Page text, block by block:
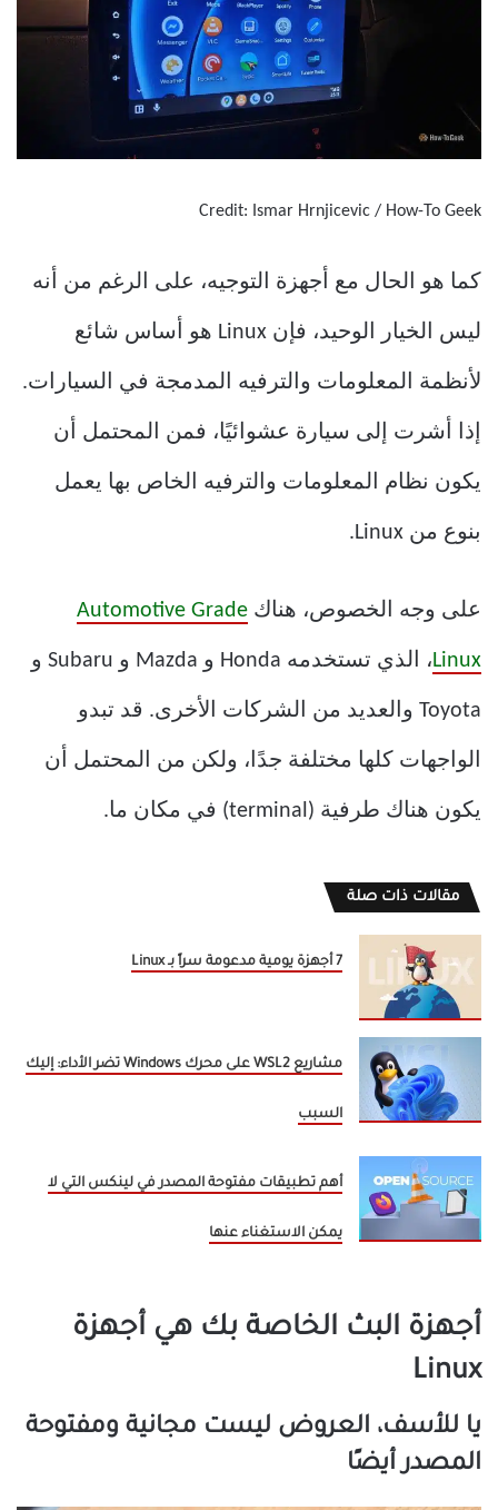
Credit: Ismar Hrnjicevic / How-To Geek
كما هو الحال مع أجهزة التوجيه، على الرغم من أنه
ليس الخيار الوحيد، فإن Linux هو أساس شائع
لأنظمة المعلومات والترفيه المدمجة في السيارات.
إذا أشرت إلى سيارة عشوائيًا، فمن المحتمل أن
يكون نظام المعلومات والترفيه الخاص بها يعمل
بنوع من Linux.
على وجه الخصوص، هناك Automotive Grade
Linux ، الذي تستخدمه Honda و Mazda و Subaru و
Toyota والعديد من الشركات الأخرى. قد تبدو
الواجهات كلها مختلفة جدًا، ولكن من المحتمل أن
يكون هناك طرفية (terminal) في مكان ما.
مقالات ذات صلة
7 أجهزة يومية مدعومة سراً بـ Linux
مشاريع WSL2 على محرك Windows تضر الأداء: إليك
السبب
أهم تطبيقات مفتوحة المصدر في لينكس التي لا
يمكن الاستغناء عنها
أجهزة البث الخاصة بك هي أجهزة
Linux
يا للأسف، العروض ليست مجانية ومفتوحة
المصدر أيضًا